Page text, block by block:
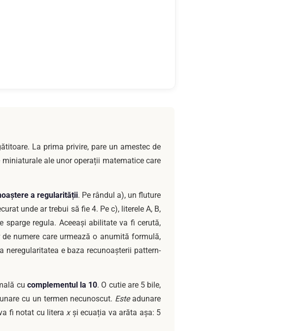
La prima privire, pare un amestec de
ale unor operații matematice care
a regularității. Pe rândul a), un fluture
unde ar trebui să fie 4. Pe c), literele A, B,
sparge regula. Aceeași abilitate va fi cerută,
numere care urmează o anumită formulă,
e baza recunoașterii pattern-
cu complementul la 10. O cutie are 5 bile,
cu un termen necunoscut. Esteadunare
fi notat cu literaxși ecuația va arăta așa: 5